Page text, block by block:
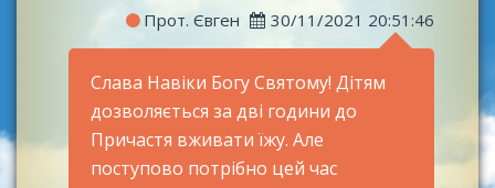
Прот. Євген 30/11/2021 20:51:46
Слава Навіки Богу Святому! Дітям
дозволяється за дві години до
Причастя вживати їжу. Але
поступово потрібно цей час